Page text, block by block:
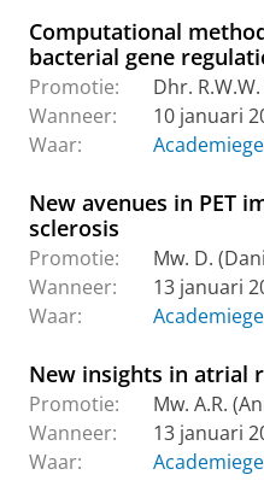
Computational
bacterial gene
Promotie:
Dhr.
Wanneer:
10 januari
Waar:
New avenues in PET
sclerosis
Promotie:
Mw. D.
Wanneer:
13 januari
Waar:
New insights in atrial
Promotie:
Mw. A.R.
Wanneer:
13 januari
Waar: